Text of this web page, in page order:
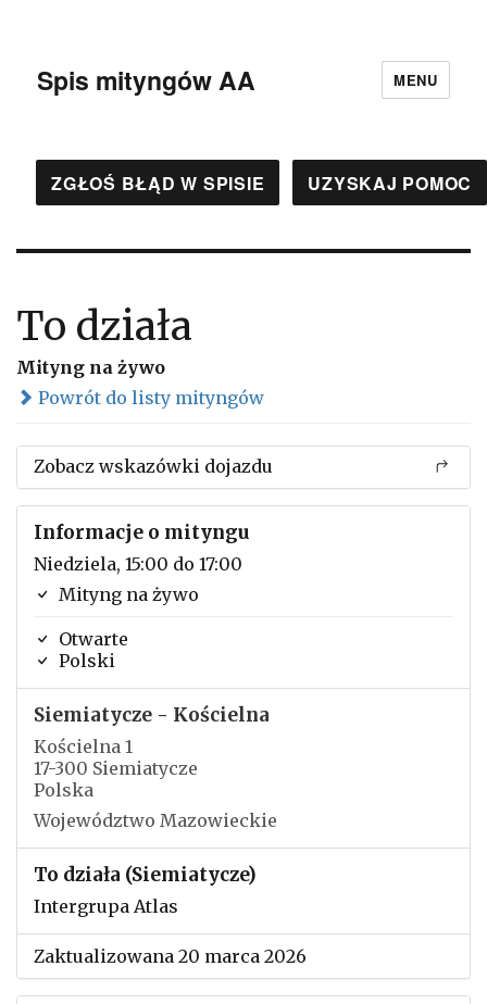
Spis mityngów AA MENU
ZGŁOŚ BŁĄD W SPISIE UZYSKAJ POMOC
To działa
Mityng na żywo
Powrót do listy mityngów
Zobacz wskazówki dojazdu
Informacje o mityngu
Niedziela, 15:00 do 17:00
Mityng na żywo
Otwarte
Polski
Siemiatycze - Kościelna
Kościelna 1
17-300 Siemiatycze
Polska
Województwo Mazowieckie
To działa (Siemiatycze)
Intergrupa Atlas
Zaktualizowana 20 marca 2026